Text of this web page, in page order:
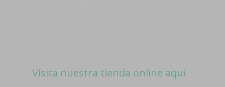
Visita nuestra tienda online aquí